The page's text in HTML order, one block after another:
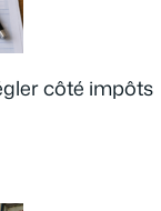
côté impôts